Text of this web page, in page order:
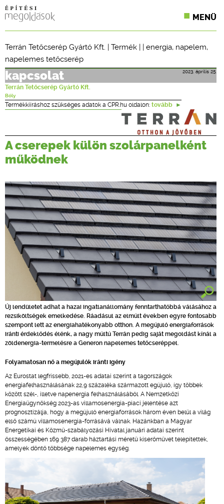
MENÜ
SZAKLAPOK
CPR TERMÉKKIÍRÁS
ÉPÍTÉSI JOG
ONLINE KÉPZÉSEK
TERVEZÉSI SEGÉDLETEK
Terrán Tetőcserép Gyártó Kft. | Termék | | energia, napelem,
napelemes tetőcserép
2023. április 25.
kapcsolat
Terrán Tetőcserép Gyártó Kft.
Bóly
Termékkiíráshoz szükséges adatok a CPR.hu oldalon: tovább
A cserepek külön szolárpanelként
működnek
Új lendületet adhat a hazai ingatlanállomány fenntarthatóbbá válásához a
rezsiköltségek emelkedése. Ráadásul az elmúlt években egyre fontosabb
szempont lett az energiahatékonyabb otthon. A megújuló energiaforrások
iránti érdeklődés élénk, a nagy múltú Terrán pedig saját megoldást kínál a
zöldenergia-termelésre a Generon napelemes tetőcseréppel.
Folyamatosan nő a megújulók iránti igény
Az Eurostat legfrissebb, 2021-es adatai szerint a tagországok
energiafelhasználásának 22,9 százaléka származott egújuló, így többek
között szél-, illetve napenergia felhasználásából. A Nemzetközi
Energiaügynökség 2023-as villamosenergia-piaci jelentése azt
prognosztizálja, hogy a megújuló energiaforrások három éven belül a világ
első számú villamosenergia-forrásává válnak. Hazánkban a Magyar
Energetikai és Közmű-szabályozási Hivatal januári adatai szerint
összességében 169 387 darab háztartási méretű kiserőművet telepítettek,
amelyek döntő többsége napelemes egység.